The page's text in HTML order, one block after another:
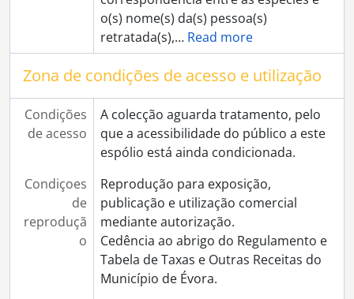
[Série] Arraiolos
[Série] Monsaraz
[Série] Largo dos Colegiais
[Série] Viana do Alentejo
[Série] Imagens encomendadas por Artur Evideira
[Série] Exposição "Barristas do Alentejo", no Palácio de Dom Manuel
[Série] Imagens de lavoura encomendadas pelo Engenheiro Sardinha Oliveira
[Série] Feira de São João de 1948
[Série] Abertura da Rua de Olivença
[Série] Reprodução de pinturas não identificadas
[Série] Propriedade de João Lopes Fernandes
[Série] Gráfica Eborense
[Série] Enfardamento de palha no Monte da Oliveira
[Série] Aspectos de Beja
[Série] Moinhos em local não identificado
o(s) nome(s) da(s) pessoa(s)
retratada(s),… Read more
Zona de condições de acesso e utilização
Condições
de acesso
A colecção aguarda tratamento, pelo
que a acessibilidade do público a este
espólio está ainda condicionada.
Condiçoes
de
reproduçã
o
Reprodução para exposição,
publicação e utilização comercial
mediante autorização.
Cedência ao abrigo do Regulamento e
Tabela de Taxas e Outras Receitas do
Município de Évora.